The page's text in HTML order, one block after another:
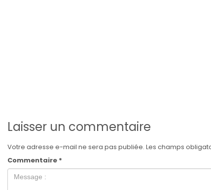
Laisser un commentaire
Votre adresse e-mail ne sera pas publiée. Les champs
Commentaire *